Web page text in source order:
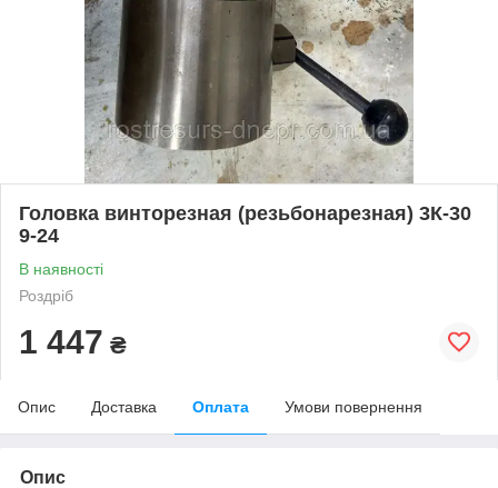
Головка винторезная (резьбонарезная) 3К-30
9-24
В наявності
Роздріб
1 447 ₴
Опис Доставка Оплата Умови повернення
Опис